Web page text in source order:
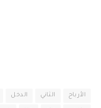
الأرباح الثاني الدخل